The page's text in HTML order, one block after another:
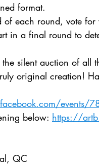
format.
each round, vote
in a final round to
silent auction of all
original creation!
events/
below: https://
QC